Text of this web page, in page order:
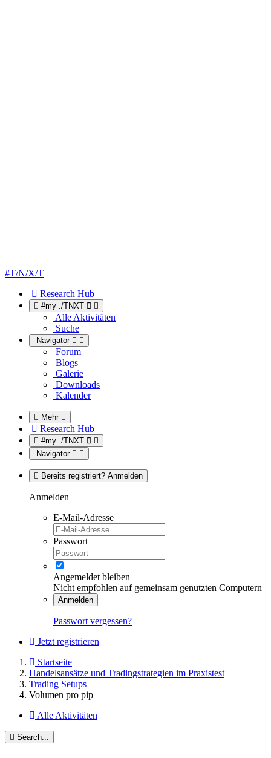
#T/N/X/T
Research Hub
#my ./TNXT
Alle Aktivitäten
Suche
Navigator
Forum
Blogs
Galerie
Downloads
Kalender
Mehr
Research Hub
#my ./TNXT
Navigator
Bereits registriert? Anmelden
Anmelden
E-Mail-Adresse
Passwort
Angemeldet bleiben
Nicht empfohlen auf gemeinsam genutzten Computern
Anmelden
Passwort vergessen?
Jetzt registrieren
Startseite
Handelsansätze und Tradingstrategien im Praxistest
Trading Setups
Volumen pro pip
Alle Aktivitäten
Search...